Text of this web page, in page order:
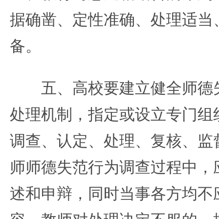
据确凿、定性准确、处理适
备。
五、高校要建立健全师德
处理机制，指定或设立专门
调查、认定、处理、复核、
师师德失范行为调查过程中
述和申辩，同时当事各方均